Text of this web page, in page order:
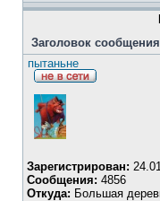
Заголовок
пытаньне
Зарегистрирован:
Сообщения: 4856
Откуда: Большая